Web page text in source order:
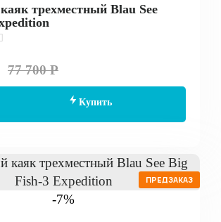
трехместный Blau See
77 700 Р
Купить
-7%
ПРЕДЗАКАЗ